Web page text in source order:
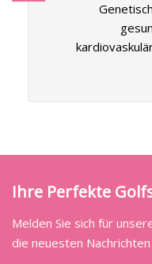
Ihre Perfekte
Melden Sie sich für
die neuesten